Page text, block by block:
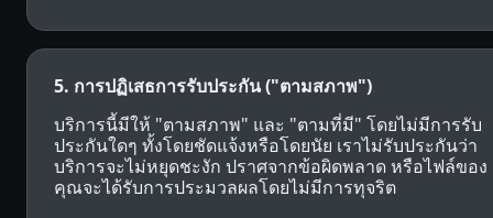
5. การปฏิเสธการรับประกัน ("ตามสภาพ")
บริการนี้มีให้ "ตามสภาพ" และ "ตามที่มี" โดยไม่มีการรับ
ประกันใดๆ ทั้งโดยชัดแจ้งหรือโดยนัย เราไม่รับประกันว่า
บริการจะไม่หยุดชะงัก ปราศจากข้อผิดพลาด หรือไฟล์ของ
คุณจะได้รับการประมวลผลโดยไม่มีการทุจริต